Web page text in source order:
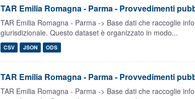
TAR Emilia Romagna - Parma - Provvedimenti
TAR Emilia Romagna - Parma -> Base dati che raccoglie
giurisdizionale. Questo dataset è organizzato in modo...
CSV JSON ODS
TAR Emilia Romagna - Parma - Provvedimenti
TAR Emilia Romagna - Parma -> Base dati che raccoglie